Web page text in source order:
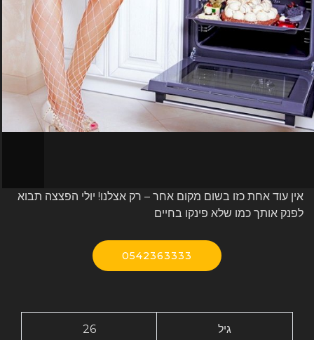
אין עוד אחת כזו בשום מקום אחר – רק אצלנו! יולי הפצצה תבוא
לפנק אותך כמו שלא פינקו בחיים
0542363333
26 גיל